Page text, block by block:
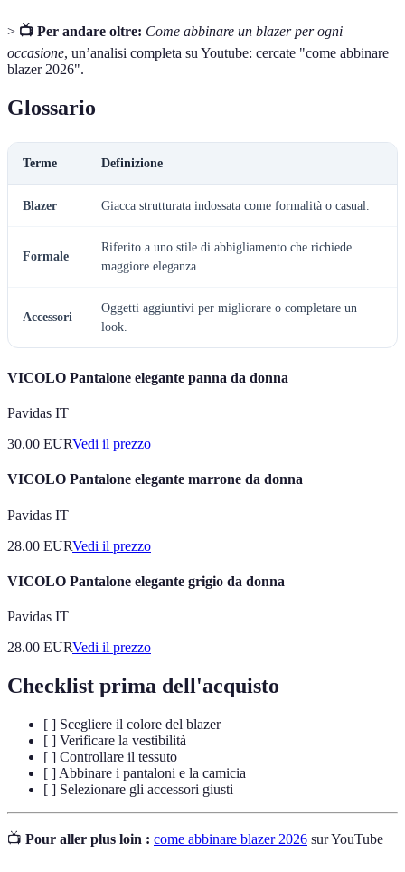
> 📺 Per andare oltre: Come abbinare un blazer per ogni
occasione, un’analisi completa su Youtube: cercate "come abbinare
blazer 2026".
Glossario
Terme Definizione
Blazer Giacca strutturata indossata come formalità o casual.
Formale
Riferito a uno stile di abbigliamento che richiede
maggiore eleganza.
Accessori
Oggetti aggiuntivi per migliorare o completare un
look.
VICOLO Pantalone elegante panna da donna
Pavidas IT
30.00 EURVedi il prezzo
VICOLO Pantalone elegante marrone da donna
Pavidas IT
28.00 EURVedi il prezzo
VICOLO Pantalone elegante grigio da donna
Pavidas IT
28.00 EURVedi il prezzo
Checklist prima dell'acquisto
[ ] Scegliere il colore del blazer
[ ] Verificare la vestibilità
[ ] Controllare il tessuto
[ ] Abbinare i pantaloni e la camicia
[ ] Selezionare gli accessori giusti
📺 Pour aller plus loin : come abbinare blazer 2026 sur YouTube